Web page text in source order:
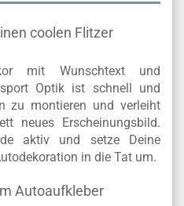
coolen Flitzer
mit Wunschtext und
Optik ist schnell und
zu montieren und verleiht
neues Erscheinungsbild.
aktiv und setze Deine
in die Tat um.
Autoaufkleber